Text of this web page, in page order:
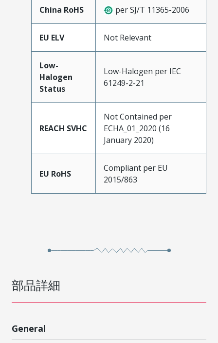
China RoHS per SJ/T 11365-2006
EU ELV Not Relevant
Low-
Halogen
Status
Low-Halogen per IEC
61249-2-21
REACH SVHC
Not Contained per
ECHA_01_2020 (16
January 2020)
EU RoHS
Compliant per EU
2015/863
部品詳細
General